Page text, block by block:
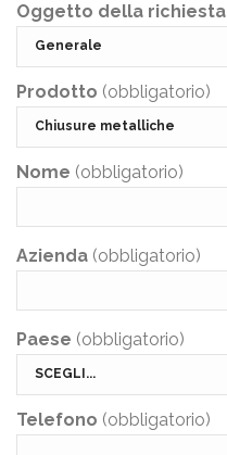
Oggetto della richiesta
Prodotto (obbligatorio)
Nome (obbligatorio)
Azienda (obbligatorio)
Paese (obbligatorio)
Telefono (obbligatorio)